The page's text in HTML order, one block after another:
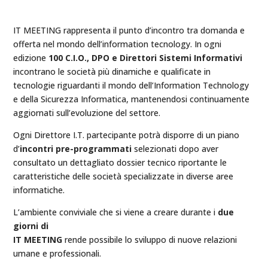
IT MEETING rappresenta il punto d’incontro tra domanda e
offerta nel mondo dell’information tecnology. In ogni
edizione 100 C.I.O., DPO e Direttori Sistemi Informativi
incontrano le società più dinamiche e qualificate in
tecnologie riguardanti il mondo dell’Information Technology
e della Sicurezza Informatica, mantenendosi continuamente
aggiornati sull’evoluzione del settore.
Ogni Direttore I.T. partecipante potrà disporre di un piano
d’incontri pre-programmati selezionati dopo aver
consultato un dettagliato dossier tecnico riportante le
caratteristiche delle società specializzate in diverse aree
informatiche.
L’ambiente conviviale che si viene a creare durante i due
giorni di
IT MEETING rende possibile lo sviluppo di nuove relazioni
umane e professionali.